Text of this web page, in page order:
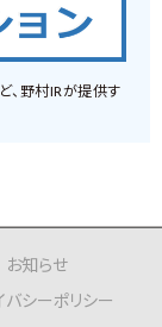
、野村IRが提供す
お知らせ
バシーポリシー